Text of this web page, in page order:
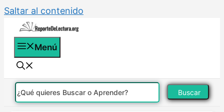
Saltar al contenido
Menú
Buscar